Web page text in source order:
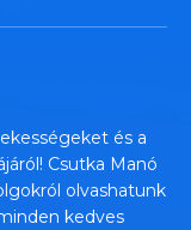
és a
Csutka Manó
olvashatunk
kedves